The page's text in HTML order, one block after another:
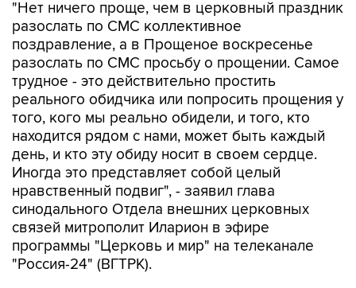
"Нет ничего проще, чем в церковный праздник
разослать по СМС коллективное
поздравление, а в Прощеное воскресенье
разослать по СМС просьбу о прощении. Самое
трудное - это действительно простить
реального обидчика или попросить прощения у
того, кого мы реально обидели, и того, кто
находится рядом с нами, может быть каждый
день, и кто эту обиду носит в своем сердце.
Иногда это представляет собой целый
нравственный подвиг", - заявил глава
синодального Отдела внешних церковных
связей митрополит Иларион в эфире
программы "Церковь и мир" на телеканале
"Россия-24" (ВГТРК).